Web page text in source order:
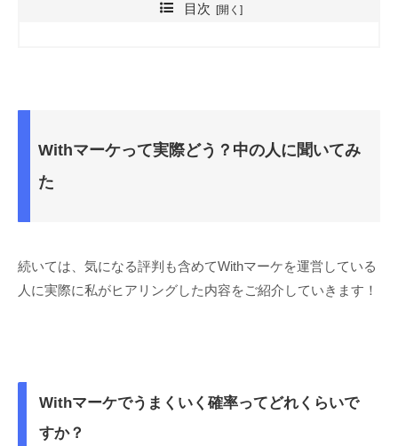
目次
Withマーケって実際どう？中の人に聞いてみ
た
続いては、気になる評判も含めてWithマーケを運営している
人に実際に私がヒアリングした内容をご紹介していきます！
Withマーケでうまくいく確率ってどれくらいで
すか？